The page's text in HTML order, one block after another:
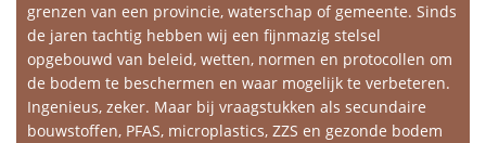
grenzen van een provincie, waterschap of gemeente. Sinds
de jaren tachtig hebben wij een fijnmazig stelsel
opgebouwd van beleid, wetten, normen en protocollen om
de bodem te beschermen en waar mogelijk te verbeteren.
Ingenieus, zeker. Maar bij vraagstukken als secundaire
bouwstoffen, PFAS, microplastics, ZZS en gezonde bodem